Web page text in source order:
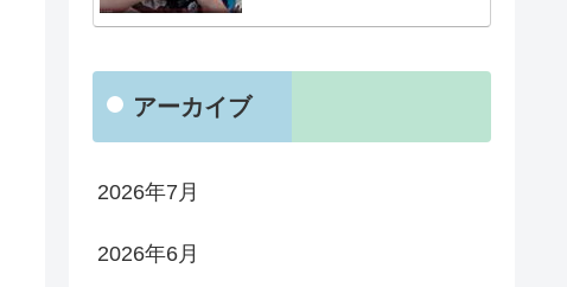
アーカイブ
2026年7月
2026年6月